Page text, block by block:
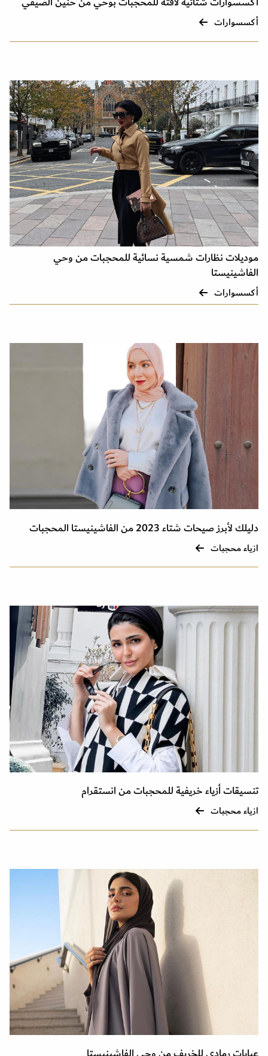
أكسسوارات
موديلات نظارات شمسية نسائية للمحجبات من وحي
الفاشينيستا
أكسسوارات
دليلك لأبرز صيحات شتاء 2023 من الفاشينيستا المحجبات
ازياء محجبات
تنسيقات أزياء خريفية للمحجبات من انستقرام
ازياء محجبات